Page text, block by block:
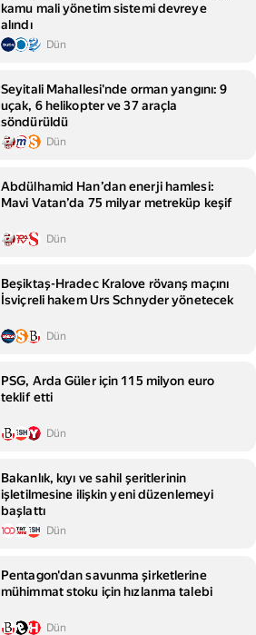
kamu mali yönetim sistemi devreye
alındı
Dün
Seyitali Mahallesi'nde orman yangını: 9
uçak, 6 helikopter ve 37 araçla
söndürüldü
Dün
Abdülhamid Han’dan enerji hamlesi:
Mavi Vatan’da 75 milyar metreküp keşif
Dün
Beşiktaş-Hradec Kralove rövanş maçını
İsviçreli hakem Urs Schnyder yönetecek
Dün
PSG, Arda Güler için 115 milyon euro
teklif etti
Dün
Bakanlık, kıyı ve sahil şeritlerinin
işletilmesine ilişkin yeni düzenlemeyi
başlattı
Dün
Pentagon'dan savunma şirketlerine
mühimmat stoku için hızlanma talebi
Dün